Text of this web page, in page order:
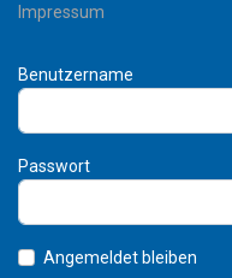
Impressum
Benutzername
Passwort
Angemeldet bleiben